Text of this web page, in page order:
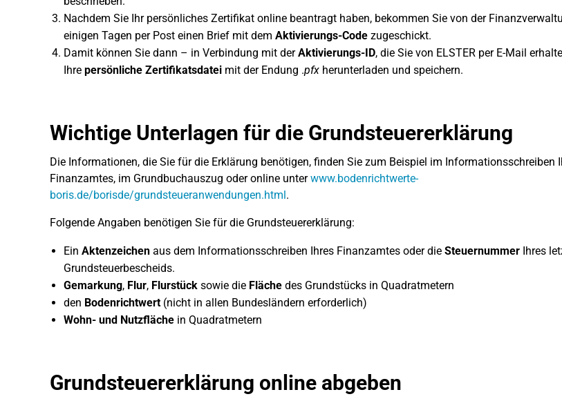
Nachdem Sie Ihr persönliches Zertifikat online beantragt haben, bekommen Sie von der
einigen Tagen per Post einen Brief mit dem Aktivierungs-Code zugeschickt.
Damit können Sie dann – in Verbindung mit derAktivierungs-ID, die Sie von ELSTER per E-Mail
Ihre persönliche Zertifikatsdatei mit der Endung .pfx herunterladen und speichern.
Wichtige Unterlagen für die Grundsteuererklärung
Die Informationen, die Sie für die Erklärung benötigen, finden Sie zum Beispiel im Informationsschreiben
Finanzamtes, im Grundbuchauszug oder online unterwww.bodenrichtwerte-
boris.de/borisde/grundsteueranwendungen.html.
Folgende Angaben benötigen Sie für die Grundsteuererklärung:
Ein Aktenzeichen aus dem Informationsschreiben Ihres Finanzamtes oder die Steuernummer Ihres
Grundsteuerbescheids.
Gemarkung, Flur, Flurstück sowie die Fläche des Grundstücks in Quadratmetern
den Bodenrichtwert(nicht in allen Bundesländern erforderlich)
Wohn- und Nutzfläche in Quadratmetern
Grundsteuererklärung online abgeben